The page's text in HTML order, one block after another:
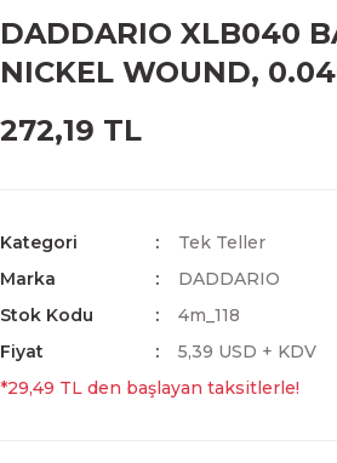
DADDARIO XLB040
NICKEL WOUND,
272,19 TL
Kategori
Tek Teller
Marka
DADDARIO
Stok Kodu
4m_118
Fiyat
5,39 USD + KDV
*29,49 TL den başlayan taksitlerle!